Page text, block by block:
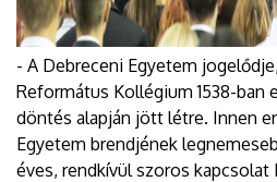
- A Debreceni Egyetem
Református Kollégium 1538-ban
döntés alapján jött létre. Innen
Egyetem brendjének
éves, rendkívül szoros kapcsolat